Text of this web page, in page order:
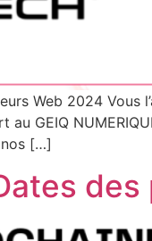
Web 2024
GEIQ
[…]